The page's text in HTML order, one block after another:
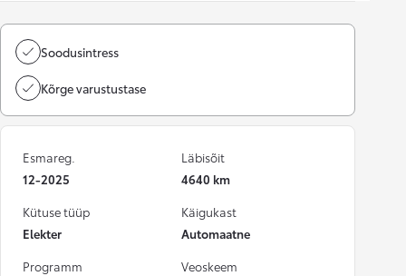
Soodusintress
Kõrge varustustase
Esmareg.
12-2025
Läbisõit
4640 km
Kütuse tüüp
Elekter
Käigukast
Automaatne
Programm
Veoskeem